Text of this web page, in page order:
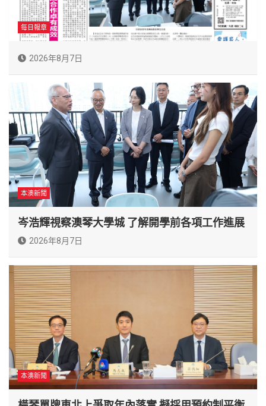
每日報章
2026年8月7日
本澳新聞
岑浩輝視察澳琴大學城 了解開學前各項工作進展
2026年8月7日
本澳新聞